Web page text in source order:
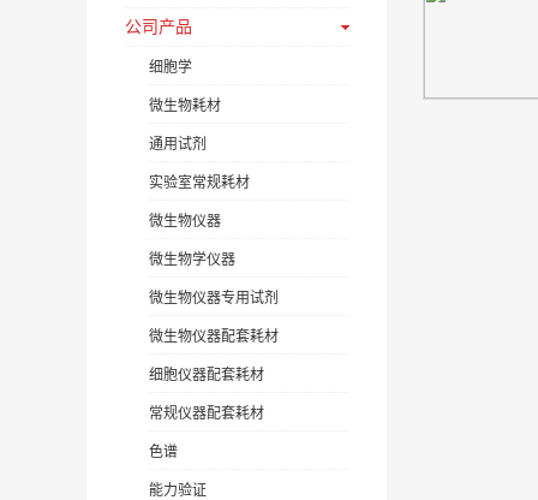
公司产品
细胞学
微生物耗材
通用试剂
实验室常规耗材
微生物仪器
微生物学仪器
微生物仪器专用试剂
微生物仪器配套耗材
细胞仪器配套耗材
常规仪器配套耗材
色谱
能力验证